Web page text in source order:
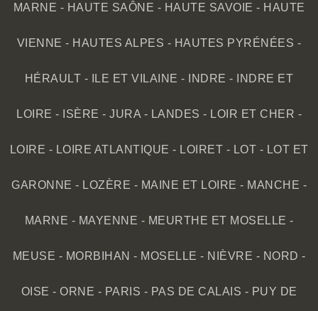
MARNE - HAUTE SAÔNE - HAUTE SAVOIE - HAUTE
VIENNE - HAUTES ALPES - HAUTES PYRÉNÉES -
HÉRAULT - ILE ET VILAINE - INDRE - INDRE ET
LOIRE - ISÈRE - JURA - LANDES - LOIR ET CHER -
LOIRE - LOIRE ATLANTIQUE - LOIRET - LOT - LOT ET
GARONNE - LOZÈRE - MAINE ET LOIRE - MANCHE -
MARNE - MAYENNE - MEURTHE ET MOSELLE -
MEUSE - MORBIHAN - MOSELLE - NIÈVRE - NORD -
OISE - ORNE - PARIS - PAS DE CALAIS - PUY DE